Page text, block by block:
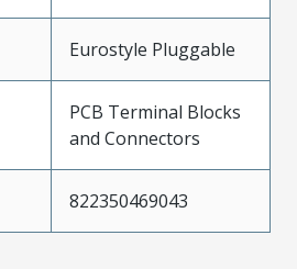
Eurostyle Pluggable
PCB Terminal Blocks
and Connectors
822350469043